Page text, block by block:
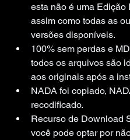
esta não é uma Edição
assim como todas as
versões disponíveis.
100% sem perdas e
todos os arquivos são
aos originais após a
NADA foi copiado,
recodificado.
Recurso de Download
você pode optar por